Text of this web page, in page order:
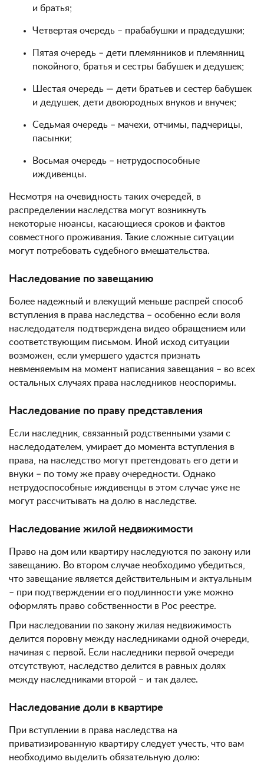
и братья;
Четвертая очередь – прабабушки и прадедушки;
Пятая очередь – дети племянников и племянниц
покойного, братья и сестры бабушек и дедушек;
Шестая очередь — дети братьев и сестер бабушек
и дедушек, дети двоюродных внуков и внучек;
Седьмая очередь – мачехи, отчимы, падчерицы,
пасынки;
Восьмая очередь – нетрудоспособные
иждивенцы.
Несмотря на очевидность таких очередей, в
распределении наследства могут возникнуть
некоторые нюансы, касающиеся сроков и фактов
совместного проживания. Такие сложные ситуации
могут потребовать судебного вмешательства.
Наследование по завещанию
Более надежный и влекущий меньше распрей способ
вступления в права наследства – особенно если воля
наследодателя подтверждена видео обращением или
соответствующим письмом. Иной исход ситуации
возможен, если умершего удастся признать
невменяемым на момент написания завещания – во всех
остальных случаях права наследников неоспоримы.
Наследование по праву представления
Если наследник, связанный родственными узами с
наследодателем, умирает до момента вступления в
права, на наследство могут претендовать его дети и
внуки – по тому же праву очередности. Однако
нетрудоспособные иждивенцы в этом случае уже не
могут рассчитывать на долю в наследстве.
Наследование жилой недвижимости
Право на дом или квартиру наследуются по закону или
завещанию. Во втором случае необходимо убедиться,
что завещание является действительным и актуальным
– при подтверждении его подлинности уже можно
оформлять право собственности в Рос реестре.
При наследовании по закону жилая недвижимость
делится поровну между наследниками одной очереди,
начиная с первой. Если наследники первой очереди
отсутствуют, наследство делится в равных долях
между наследниками второй – и так далее.
Наследование доли в квартире
При вступлении в права наследства на
приватизированную квартиру следует учесть, что вам
необходимо выделить обязательную долю: